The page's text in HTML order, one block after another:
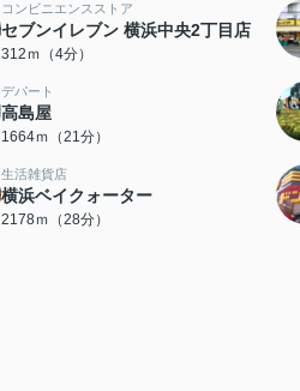
コンビニエンスストア
セブンイレブン 横浜中央2丁目店
312ｍ（4分）
デパート
高島屋
1664ｍ（21分）
生活雑貨店
横浜ベイクォーター
2178ｍ（28分）